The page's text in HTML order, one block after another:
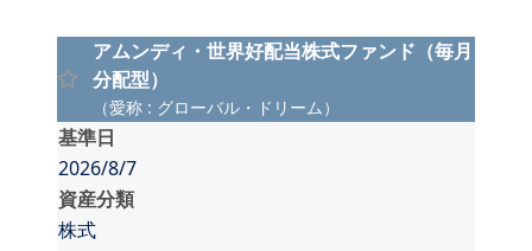
アムンディ・世界好配当株式ファンド（毎月
分配型）
（愛称 : グローバル・ドリーム）
基準日
2026/8/7
資産分類
株式